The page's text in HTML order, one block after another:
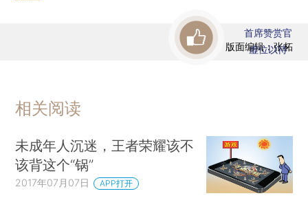
版面编辑：张柘
首席赞赏官
虚位以待
相关阅读
未成年人沉迷，王者荣耀该不
该背这个“锅”
2017年07月07日 APP打开